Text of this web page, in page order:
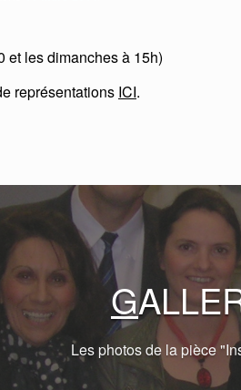
et les dimanches à 15h)
représentations ICI.
G
Les photos de la pièce